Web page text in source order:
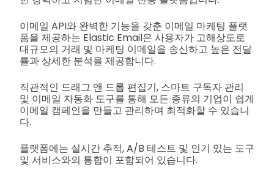
이메일 API와 완벽한 기능을 갖춘 이메일 마케팅 플랫
폼을 제공하는 Elastic Email은 사용자가 고해상도로
대규모의 거래 및 마케팅 이메일을 송신하고 높은 전달
률과 상세한 분석을 제공합니다.
직관적인 드래그 앤 드롭 편집기, 스마트 구독자 관리
및 이메일 자동화 도구를 통해 모든 종류의 기업이 쉽게
이메일 캠페인을 만들고 관리하며 최적화할 수 있습니
다.
플랫폼에는 실시간 추적, A/B 테스트 및 인기 있는 도구
및 서비스와의 통합이 포함되어 있습니다.